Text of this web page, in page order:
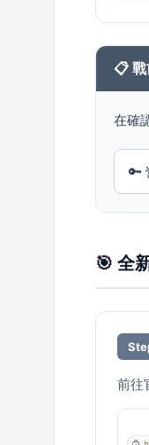
📋
在確
🔑
🎯 全
前往